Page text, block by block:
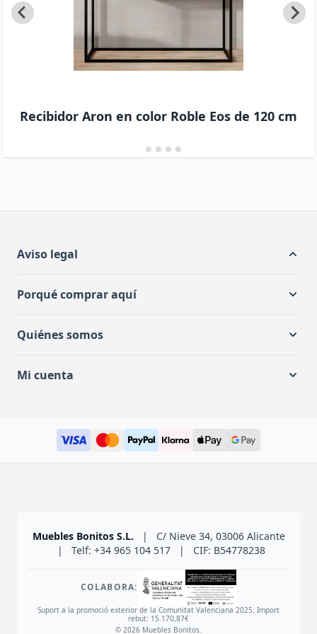
Recibidor Aron en color Roble Eos de 120 cm
Aviso legal
Porqué comprar aquí
Quiénes somos
Mi cuenta
Muebles Bonitos S.L. |
C/ Nieve 34, 03006 Alicante
|
Telf: +34 965 104 517 | CIF: B54778238
COLABORA:
Suport a la promoció exterior de la Comunitat Valenciana 2025. Import
rebut: 15.170,87€
© 2026 Muebles Bonitos.